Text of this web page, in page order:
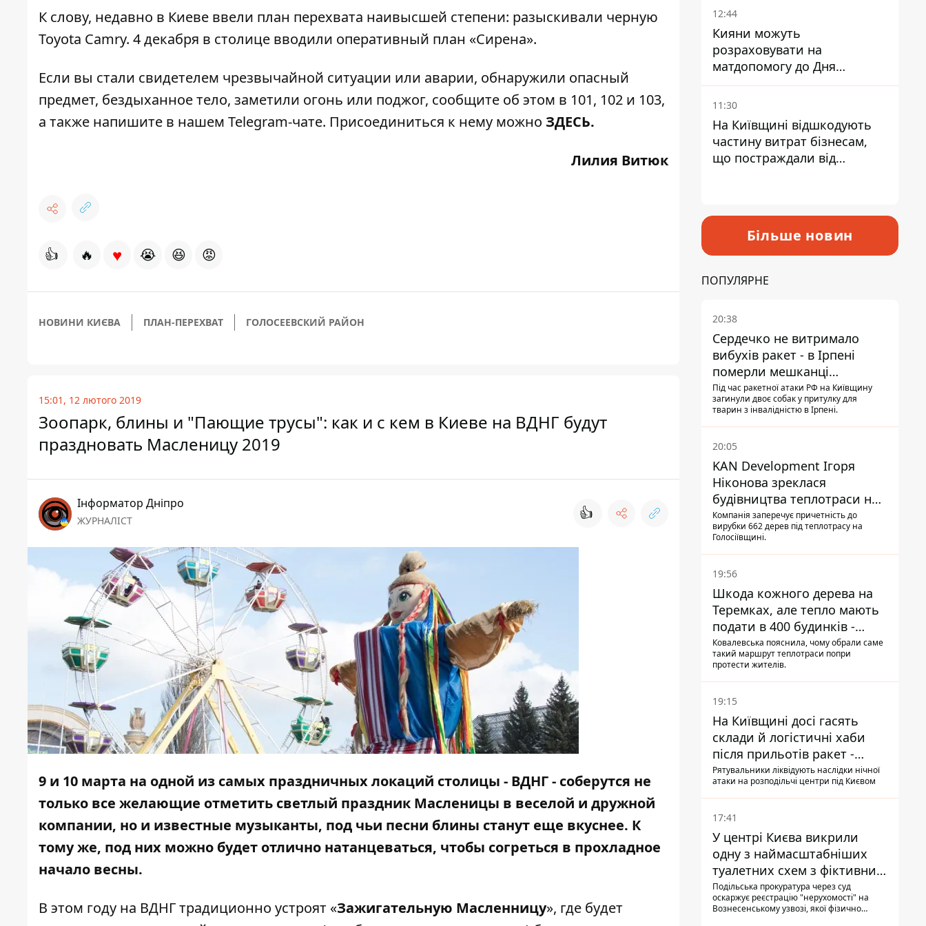
К слову, недавно в Киеве ввели план перехвата наивысшей степени: разыскивали черную
Toyota Сamry. 4 декабря в столице вводили оперативный план «Сирена».
Если вы стали свидетелем чрезвычайной ситуации или аварии, обнаружили опасный
предмет, бездыханное тело, заметили огонь или поджог, сообщите об этом в 101, 102 и 103,
а также напишите в нашем Telegram-чате. Присоединиться к нему можно ЗДЕСЬ.
Лилия Витюк
👍 🔥 ♥ 😭 😆 😡
НОВИНИ КИЄВА ПЛАН-ПЕРЕХВАТ ГОЛОСЕЕВСКИЙ РАЙОН
15:01, 12 лютого 2019
Зоопарк, блины и "Пающие трусы": как и с кем в Киеве на ВДНГ будут
праздновать Масленицу 2019
Інформатор Дніпро
ЖУРНАЛІСТ 👍
9 и 10 марта на одной из самых праздничных локаций столицы - ВДНГ - соберутся не
только все желающие отметить светлый праздник Масленицы в веселой и дружной
компании, но и известные музыканты, под чьи песни блины станут еще вкуснее. К
тому же, под них можно будет отлично натанцеваться, чтобы согреться в прохладное
начало весны.
В этом году на ВДНГ традиционно устроят «Зажигательную Масленницу», где будет
12:44
Кияни можуть
розраховувати на
матдопомогу до Дня
незалежності - кому її
дадуть
11:30
На Київщині відшкодують
частину витрат бізнесам,
що постраждали від
Більше новин
ПОПУЛЯРНЕ
20:38
Сердечко не витримало
вибухів ракет - в Ірпені
померли мешканці
притулку для собак з
інвалідністю
Під час ракетної атаки РФ на Київщину
загинули двоє собак у притулку для
тварин з інвалідністю в Ірпені.
20:05
KAN Development Ігоря
Ніконова зреклася
будівництва теплотраси на
Теремках
Компанія заперечує причетність до
вирубки 662 дерев під теплотрасу на
Голосіївщині.
19:56
Шкода кожного дерева на
Теремках, але тепло мають
подати в 400 будинків -
депутатка Київради
Ковалевська пояснила, чому обрали саме
такий маршрут теплотраси попри
протести жителів.
19:15
На Київщині досі гасять
склади й логістичні хаби
після прильотів ракет -
ДСНС
Рятувальники ліквідують наслідки нічної
атаки на розподільчі центри під Києвом
17:41
У центрі Києва викрили
одну з наймасштабніших
туалетних схем з фіктивним
будинком
Подільська прокуратура через суд
оскаржує реєстрацію "нерухомості" на
Вознесенському узвозі, якої фізично